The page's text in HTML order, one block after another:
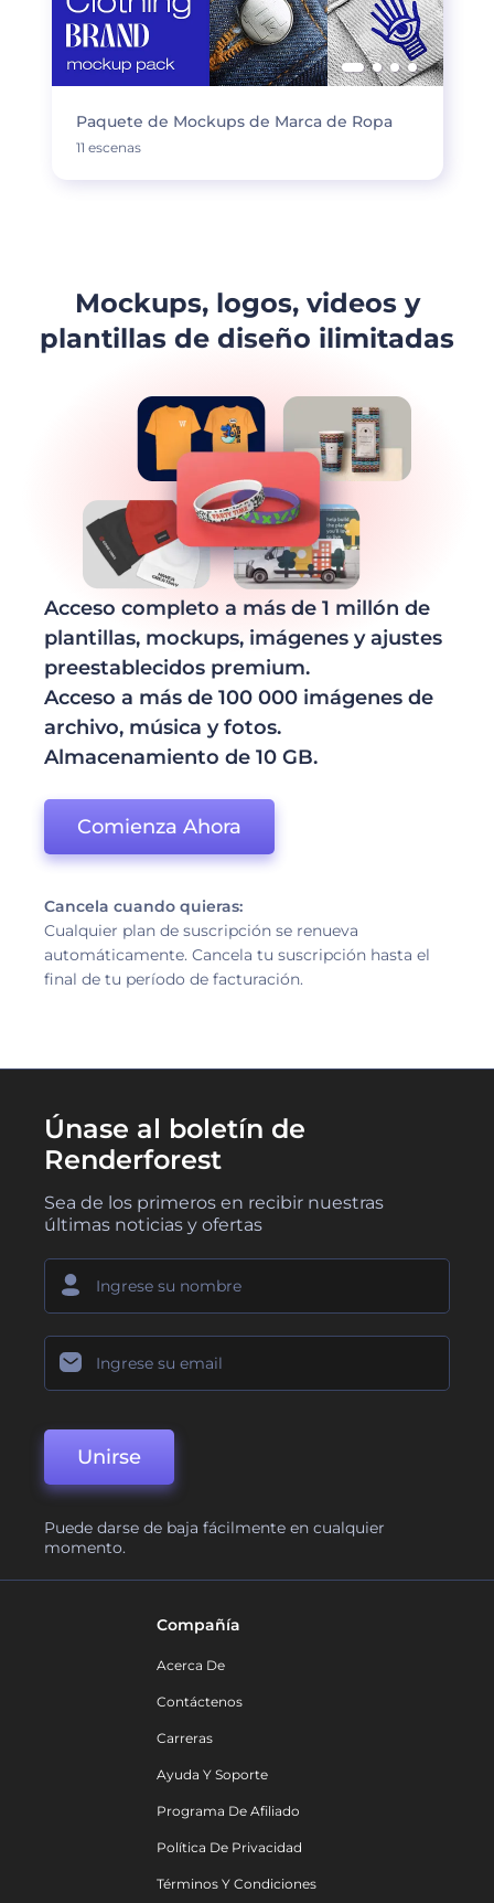
Paquete de Mockups de Marca de Ropa
11 escenas
Mockups, logos, videos y
plantillas de diseño ilimitadas
Acceso completo a más de 1 millón de
plantillas, mockups, imágenes y ajustes
preestablecidos premium.
Acceso a más de 100 000 imágenes de
archivo, música y fotos.
Almacenamiento de 10 GB.
Comienza Ahora
Cancela cuando quieras:
Cualquier plan de suscripción se renueva
automáticamente. Cancela tu suscripción hasta el
final de tu período de facturación.
Únase al boletín de
Renderforest
Sea de los primeros en recibir nuestras
últimas noticias y ofertas
Unirse
Puede darse de baja fácilmente en cualquier
momento.
Compañía
Acerca De
Contáctenos
Carreras
Ayuda Y Soporte
Programa De Afiliado
Política De Privacidad
Términos Y Condiciones